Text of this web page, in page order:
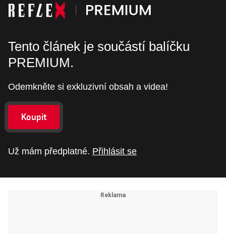
Tento článek je součástí balíčku
PREMIUM.
Odemkněte si exkluzivní obsah a videa!
Koupit
Už mám předplatné. Přihlásit se